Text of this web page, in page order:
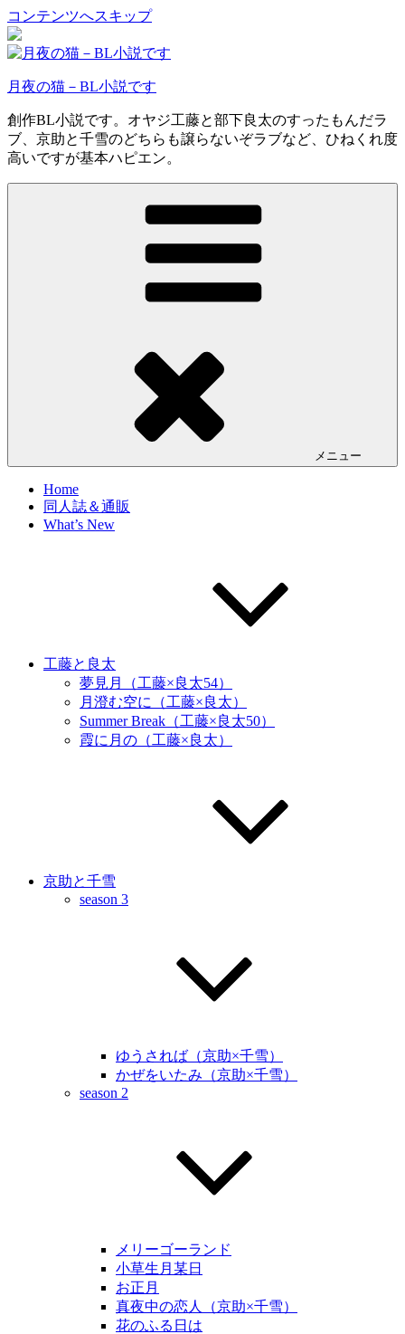
コンテンツへスキップ
月夜の猫－BL小説です
創作BL小説です。オヤジ工藤と部下良太のすったもんだラ
ブ、京助と千雪のどちらも譲らないぞラブなど、ひねくれ度
高いですが基本ハピエン。
メニュー
Home
同人誌＆通販
What’s New
工藤と良太
夢見月（工藤×良太54）
月澄む空に（工藤×良太）
Summer Break（工藤×良太50）
霞に月の（工藤×良太）
京助と千雪
season 3
ゆうされば（京助×千雪）
かぜをいたみ（京助×千雪）
season 2
メリーゴーランド
小草生月某日
お正月
真夜中の恋人（京助×千雪）
花のふる日は